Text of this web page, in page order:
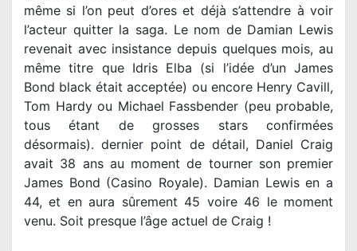
même si l’on peut d’ores et déjà s’attendre à voir
l’acteur quitter la saga. Le nom de Damian Lewis
revenait avec insistance depuis quelques mois, au
même titre que Idris Elba (si l’idée d’un James
Bond black était acceptée) ou encore Henry Cavill,
Tom Hardy ou Michael Fassbender (peu probable,
tous étant de grosses stars confirmées
désormais). dernier point de détail, Daniel Craig
avait 38 ans au moment de tourner son premier
James Bond (Casino Royale). Damian Lewis en a
44, et en aura sûrement 45 voire 46 le moment
venu. Soit presque l’âge actuel de Craig !